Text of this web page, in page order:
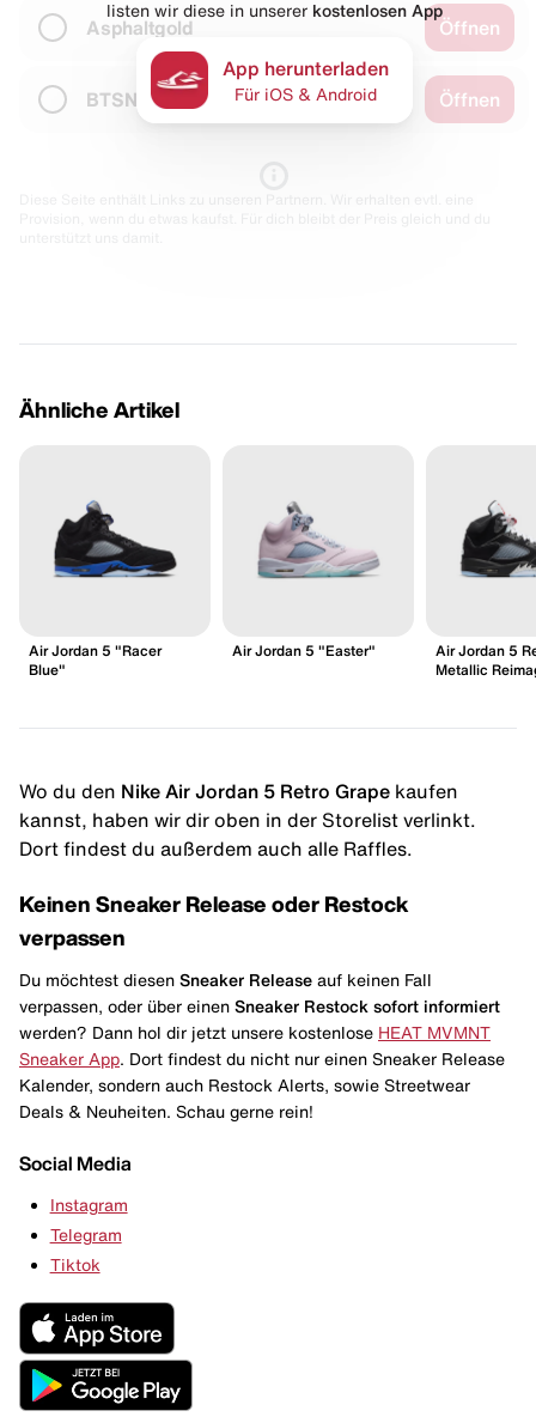
Asphaltgold Öffnen
BTSN Öffnen
listen wir diese in unserer kostenlosen App
App herunterladen
Für iOS & Android
Ähnliche Artikel
Air Jordan 5 "Racer
Blue"
Air Jordan 5 "Easter"
Air Jordan 5
Metallic
Wo du den Nike Air Jordan 5 Retro Grape kaufen
kannst, haben wir dir oben in der Storelist verlinkt.
Dort findest du außerdem auch alle Raffles.
Keinen Sneaker Release oder Restock
verpassen
Du möchtest diesen Sneaker Release auf keinen Fall
verpassen, oder über einen Sneaker Restock sofort informiert
werden? Dann hol dir jetzt unsere kostenlose HEAT MVMNT
Sneaker App . Dort findest du nicht nur einen Sneaker Release
Kalender, sondern auch Restock Alerts, sowie Streetwear
Deals & Neuheiten. Schau gerne rein!
Social Media
Instagram
Telegram
Tiktok